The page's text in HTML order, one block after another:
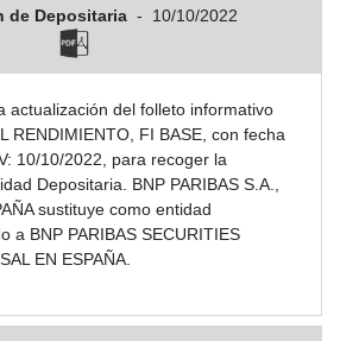
de Depositaria - 10/10/2022
actualización del folleto informativo
RENDIMIENTO, FI BASE, con fecha
10/10/2022, para recoger la
Depositaria. BNP PARIBAS S.A.,
sustituye como entidad
a BNP PARIBAS SECURITIES
EN ESPAÑA.